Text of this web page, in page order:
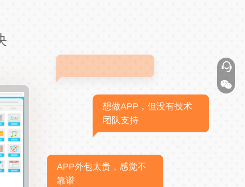
想做APP，但没有技术
团队支持
APP外包太贵，感觉不
靠谱